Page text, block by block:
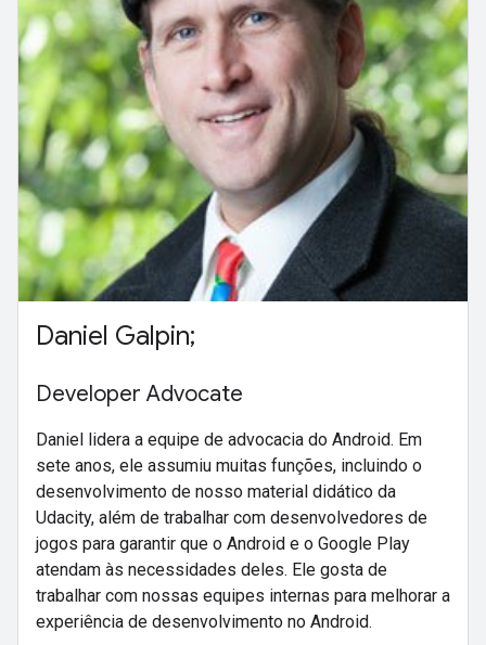
Daniel Galpin;
Developer Advocate
Daniel lidera a equipe de advocacia do Android. Em
sete anos, ele assumiu muitas funções, incluindo o
desenvolvimento de nosso material didático da
Udacity, além de trabalhar com desenvolvedores de
jogos para garantir que o Android e o Google Play
atendam às necessidades deles. Ele gosta de
trabalhar com nossas equipes internas para melhorar a
experiência de desenvolvimento no Android.